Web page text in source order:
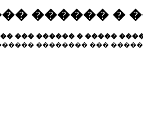
������ �
��� ������ � �����
�������� ���